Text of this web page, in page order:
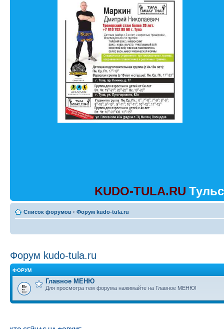
KUDO-TULA.RU
Список форумов ‹ Форум kudo-tula.ru
Форум kudo-tula.ru
ФОРУМ
Главное МЕНЮ
Для просмотра тем форума нажимайте на Главное МЕНЮ!